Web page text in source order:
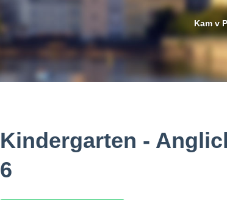
Kam v
Kindergarten -
6